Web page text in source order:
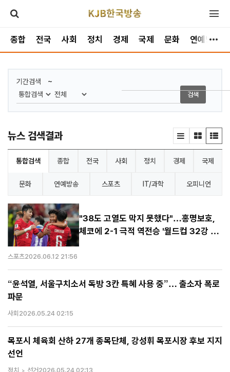
종합 전국 사회 정치 경제 국제 문화 연예방송
기간검색 ~
검색
뉴스 검색결과
통합검색 종합 전국 사회 정치 경제 국제
문화 연예방송 스포츠 IT/과학 오피니언
"38도 고열도 막지 못했다"…홍명보호,
체코에 2-1 극적 역전승 '월드컵 32강 청
스포츠2026.06.12 21:56
“윤석열, 서울구치소서 독방 3칸 특혜 사용 중”… 출소자 폭로
파문
사회 2026.05.24 02:15
목포시 체육회 산하 27개 종목단체, 강성휘 목포시장 후보 지지
선언
정치 선거2026.05.24 02:13